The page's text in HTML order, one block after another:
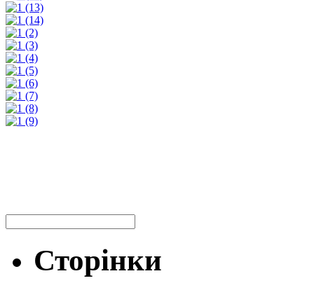
Сторінки